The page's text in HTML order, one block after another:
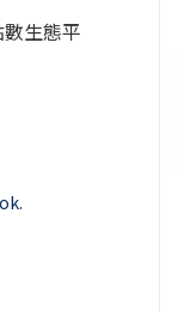
生態平